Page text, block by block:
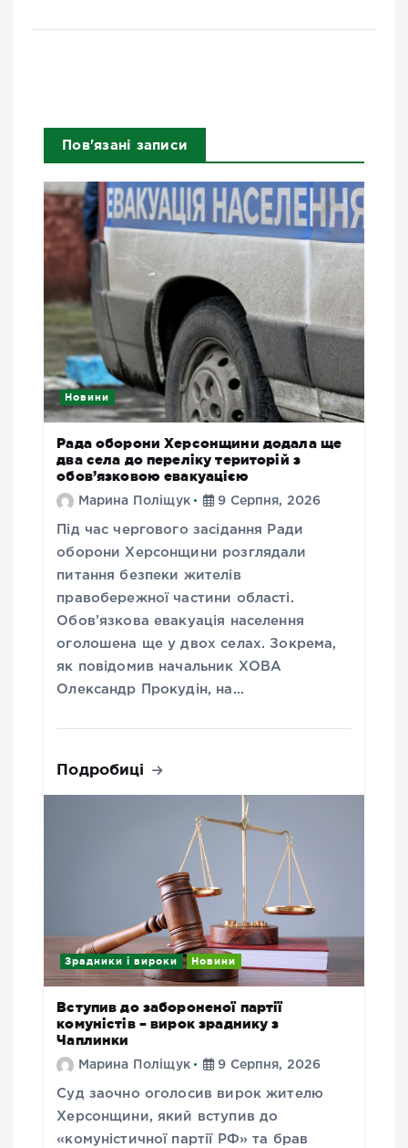
Пов'язані записи
Новини
Рада оборони Херсонщини додала ще
два села до переліку територій з
обов’язковою евакуацією
Марина Поліщук 9 Серпня, 2026
Під час чергового засідання Ради
оборони Херсонщини розглядали
питання безпеки жителів
правобережної частини області.
Обов’язкова евакуація населення
оголошена ще у двох селах. Зокрема,
як повідомив начальник ХОВА
Олександр Прокудін, на…
Подробиці
Зрадники і вироки Новини
Вступив до забороненої партії
комуністів – вирок зраднику з
Чаплинки
Марина Поліщук 9 Серпня, 2026
Суд заочно оголосив вирок жителю
Херсонщини, який вступив до
«комуністичної партії РФ» та брав